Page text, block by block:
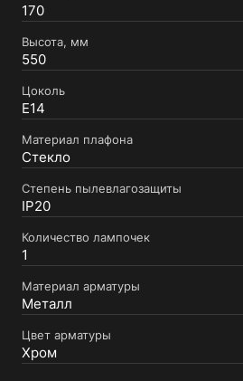
170
Высота, мм
550
Цоколь
E14
Материал плафона
Стекло
Степень пылевлагозащиты
IP20
Количество лампочек
1
Материал арматуры
Металл
Цвет арматуры
Хром